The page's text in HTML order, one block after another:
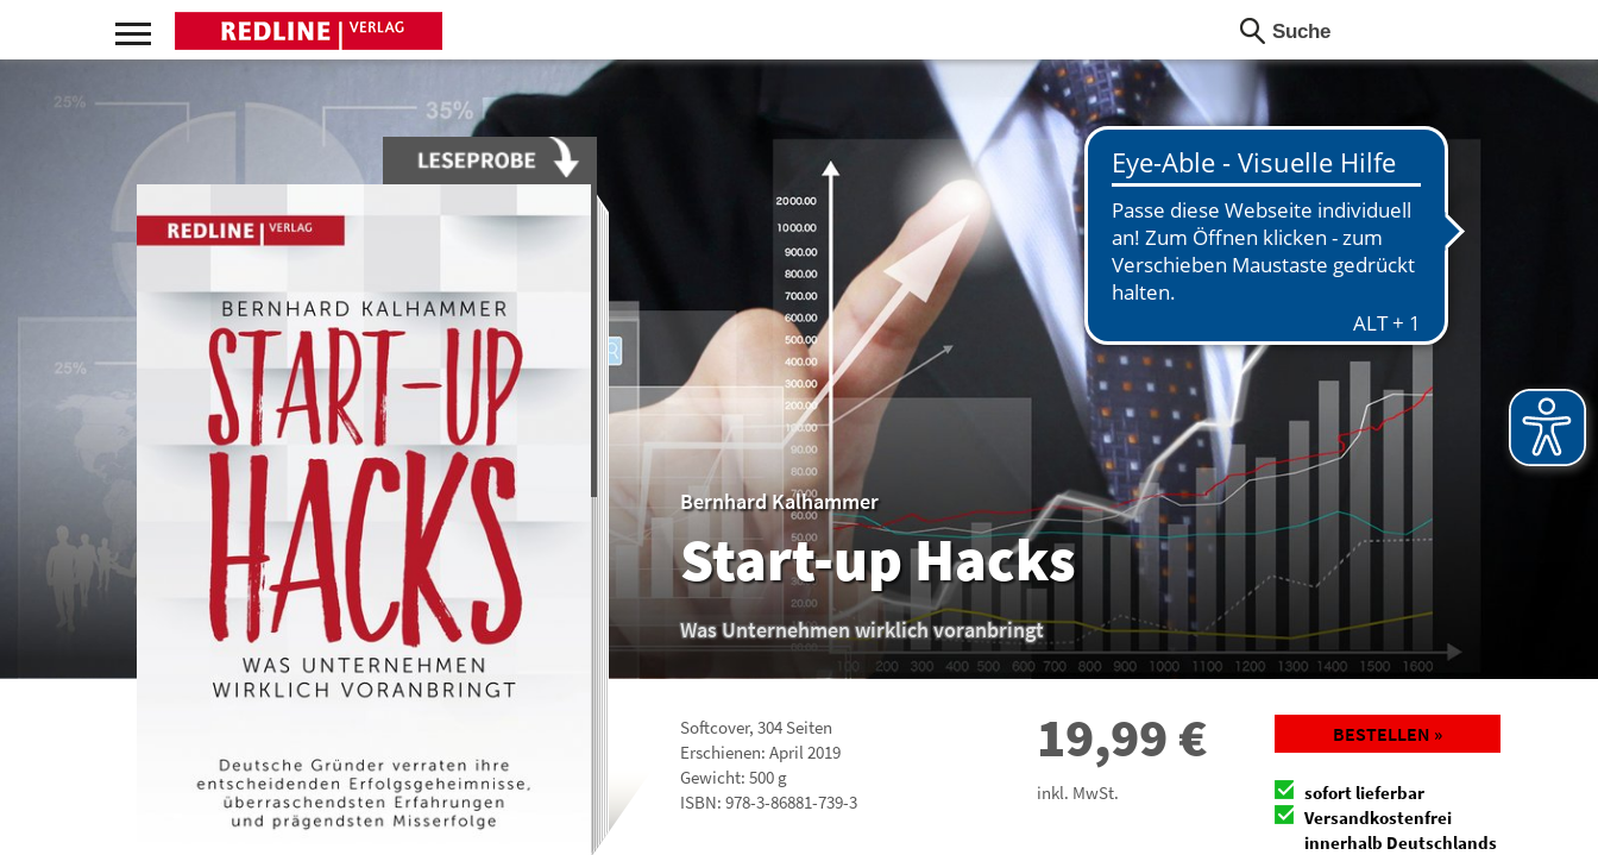
Bernhard Kalhammer
Start-up Hacks
Was Unternehmen wirklich voranbringt
Softcover, 304 Seiten
Erschienen: April 2019
Gewicht: 500 g
ISBN: 978-3-86881-739-3
19,99€
inkl. MwSt.
BESTELLEN »
sofort lieferbar
Versandkostenfrei
innerhalb Deutschlands